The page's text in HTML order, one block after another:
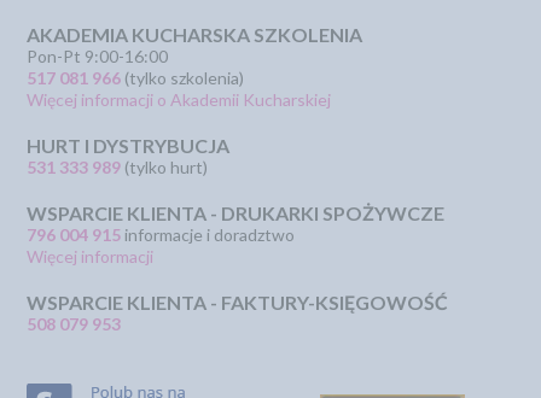
AKADEMIA KUCHARSKA SZKOLENIA
Pon-Pt 9:00-16:00
517 081 966 (tylko szkolenia)
Więcej informacji o Akademii Kucharskiej
HURT I DYSTRYBUCJA
531 333 989 (tylko hurt)
WSPARCIE KLIENTA - DRUKARKI SPOŻYWCZE
796 004 915 informacje i doradztwo
Więcej informacji
WSPARCIE KLIENTA - FAKTURY-KSIĘGOWOŚĆ
508 079 953